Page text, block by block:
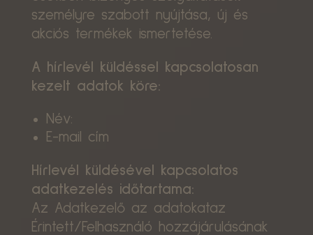
személyre szabott nyújtása, új és
akciós termékek ismertetése.
A hírlevél küldéssel kapcsolatosan
kezelt adatok köre:
Név:
E-mail cím
Hírlevél küldésével kapcsolatos
adatkezelés időtartama:
Az Adatkezelő az adatokataz
Érintett/Felhasználó hozzájárulásának